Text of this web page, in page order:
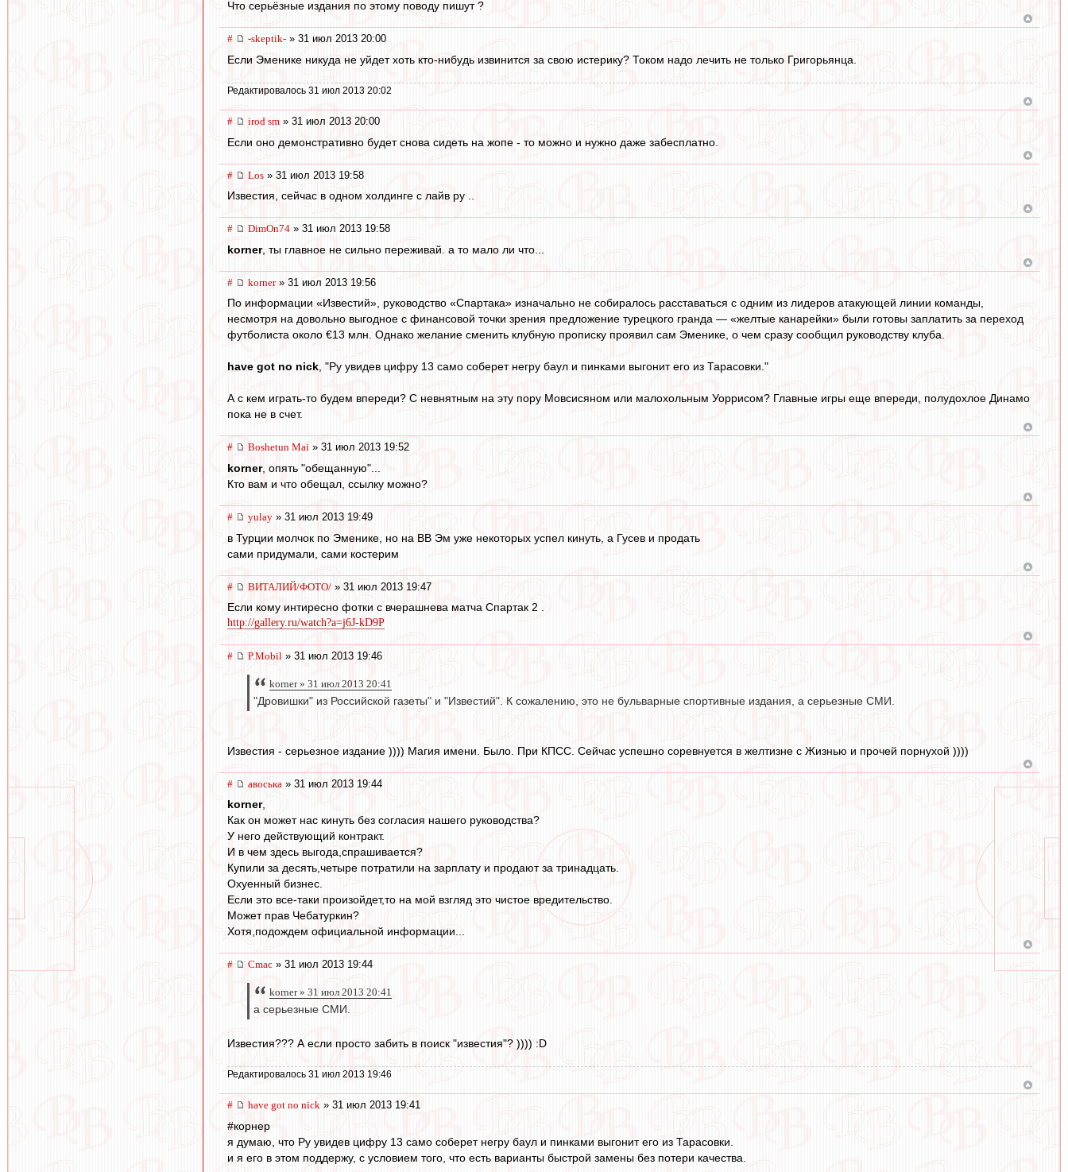
Что серьёзные издания по этому поводу пишут ?
# -skeptik- » 31 июл 2013 20:00
Если Эменике никуда не уйдет хоть кто-нибудь извинится за свою истерику? Током надо лечить не только Григорьянца.
Редактировалось 31 июл 2013 20:02
# irod sm » 31 июл 2013 20:00
Если оно демонстративно будет снова сидеть на жопе - то можно и нужно даже забесплатно.
# Los » 31 июл 2013 19:58
Известия, сейчас в одном холдинге с лайв ру ..
# DimOn74 » 31 июл 2013 19:58
korner, ты главное не сильно переживай. а то мало ли что...
# korner» 31 июл 2013 19:56
По информации «Известий», руководство «Спартака» изначально не собиралось расставаться с одним из лидеров атакующей линии команды,
несмотря на довольно выгодное с финансовой точки зрения предложение турецкого гранда — «желтые канарейки» были готовы заплатить за переход
футболиста около €13 млн. Однако желание сменить клубную прописку проявил сам Эменике, о чем сразу сообщил руководству клуба.
have got no nick, "Ру увидев цифру 13 само соберет негру баул и пинками выгонит его из Тарасовки."
А с кем играть-то будем впереди? С невнятным на эту пору Мовсисяном или малохольным Уоррисом? Главные игры еще впереди, полудохлое Динамо
пока не в счет.
# Boshetun Mai » 31 июл 2013 19:52
korner, опять "обещанную"...
Кто вам и что обещал, ссылку можно?
# yulay » 31 июл 2013 19:49
в Турции молчок по Эменике, но на ВВ Эм уже некоторых успел кинуть, а Гусев и продать
сами придумали, сами костерим
# ВИТАЛИЙ/ФОТО/ » 31 июл 2013 19:47
Если кому интиресно фотки с вчерашнева матча Спартак 2 .
http://gallery.ru/watch?a=j6J-kD9P
# P.Mobil » 31 июл 2013 19:46
korner » 31 июл 2013 20:41
"Дровишки" из Российской газеты" и "Известий". К сожалению, это не бульварные спортивные издания, а серьезные СМИ.
Известия - серьезное издание )))) Магия имени. Было. При КПСС. Сейчас успешно соревнуется в желтизне с Жизнью и прочей порнухой ))))
# авоська » 31 июл 2013 19:44
korner,
Как он может нас кинуть без согласия нашего руководства?
У него действующий контракт.
И в чем здесь выгода,спрашивается?
Купили за десять,четыре потратили на зарплату и продают за тринадцать.
Охуенный бизнес.
Если это все-таки произойдет,то на мой взгляд это чистое вредительство.
Может прав Чебатуркин?
Хотя,подождем официальной информации...
# Cmac » 31 июл 2013 19:44
korner » 31 июл 2013 20:41
а серьезные СМИ.
Известия??? А если просто забить в поиск "известия"? )))) :D
Редактировалось 31 июл 2013 19:46
# have got no nick » 31 июл 2013 19:41
#корнер
я думаю, что Ру увидев цифру 13 само соберет негру баул и пинками выгонит его из Тарасовки.
и я его в этом поддержу, с условием того, что есть варианты быстрой замены без потери качества.